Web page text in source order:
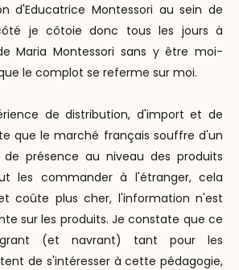
d'Educatrice Montessori au sein de
je côtoie donc tous les jours à
Maria Montessori sans y être moi-
le complot se referme sur moi.
de distribution, d'import et de
que le marché français souffre d'un
présence au niveau des produits
les commander à l'étranger, cela
coûte plus cher, l'information n'est
sur les produits. Je constate que ce
(et navrant) tant pour les
de s'intéresser à cette pédagogie,